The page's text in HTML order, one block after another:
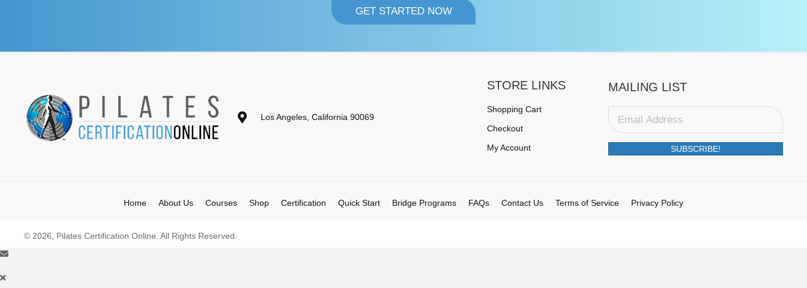
GET STARTED NOW
Los Angeles, California 90069
STORE LINKS
Shopping Cart
Checkout
My Account
MAILING LIST
SUBSCRIBE!
Home About Us Courses Shop Certification Quick Start Bridge Programs FAQs Contact Us Terms of Service Privacy Policy
© 2026, Pilates Certification Online. All Rights Reserved.